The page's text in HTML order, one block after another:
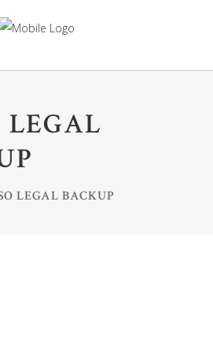
LEGAL
LEGAL BACKUP